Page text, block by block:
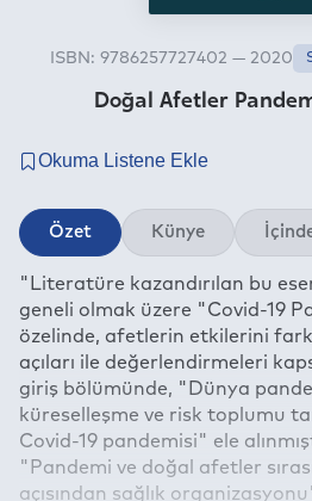
Doğal Afetler
ISBN: 9786257727402 — 2020
Özet Künye
"Literatüre kazandırılan bu
geneli olmak üzere "Covid-19
özelinde, afetlerin etkilerini
açıları ile değerlendirmeleri
giriş bölümünde, "Dünya
küreselleşme ve risk toplumu
Covid-19 pandemisi" ele
"Pandemi ve doğal afetler
açısından sağlık